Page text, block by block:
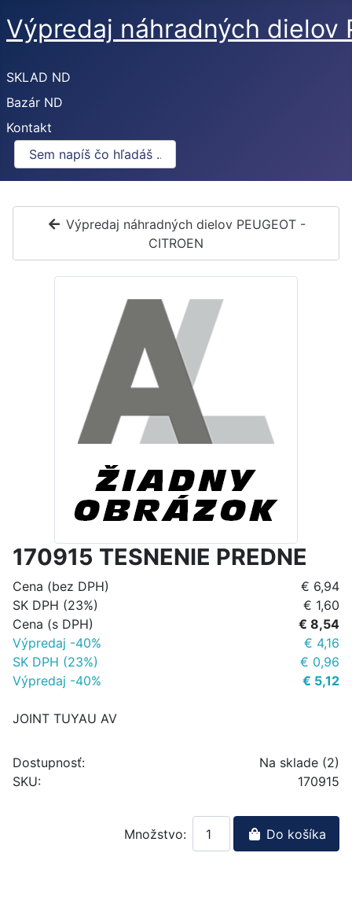
Výpredaj náhradných dielov
SKLAD ND
Bazár ND
Kontakt
Výpredaj náhradných dielov PEUGEOT -
CITROEN
170915 TESNENIE PREDNE
Cena (bez DPH)
€ 6,94
SK DPH (23%)
€ 1,60
Cena (s DPH)
€ 8,54
Výpredaj -40%
€ 4,16
SK DPH (23%)
€ 0,96
Výpredaj -40%
€ 5,12
JOINT TUYAU AV
Dostupnosť:
Na sklade (2)
SKU:
170915
Množstvo: Do košíka